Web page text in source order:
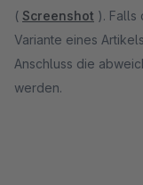
( Screenshot ). Falls
Variante eines
Anschluss die
werden.